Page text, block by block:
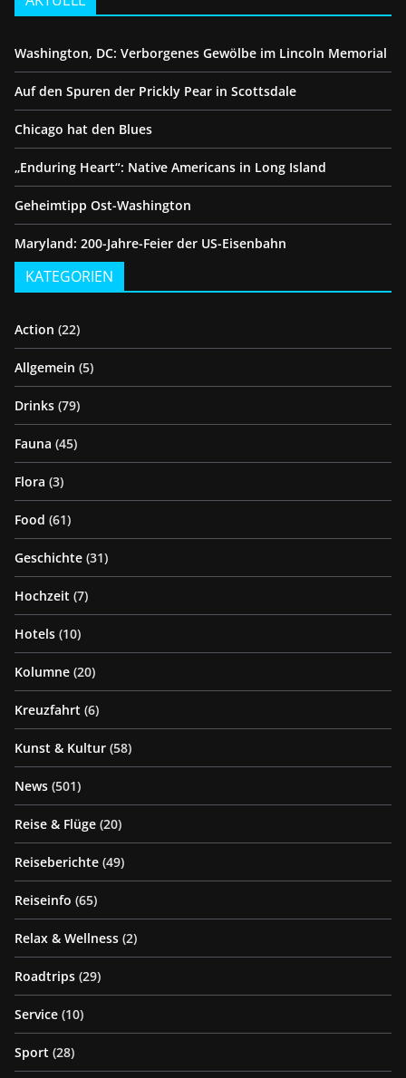
Washington, DC: Verborgenes Gewölbe im Lincoln Memorial
Auf den Spuren der Prickly Pear in Scottsdale
Chicago hat den Blues
„Enduring Heart“: Native Americans in Long Island
Geheimtipp Ost-Washington
Maryland: 200-Jahre-Feier der US-Eisenbahn
KATEGORIEN
Action (22)
Allgemein (5)
Drinks (79)
Fauna (45)
Flora (3)
Food (61)
Geschichte (31)
Hochzeit (7)
Hotels (10)
Kolumne (20)
Kreuzfahrt (6)
Kunst & Kultur (58)
News (501)
Reise & Flüge (20)
Reiseberichte (49)
Reiseinfo (65)
Relax & Wellness (2)
Roadtrips (29)
Service (10)
Sport (28)